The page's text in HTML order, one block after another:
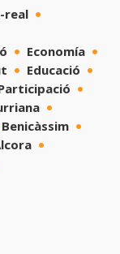
real
Economía
Educació
Benicàssim